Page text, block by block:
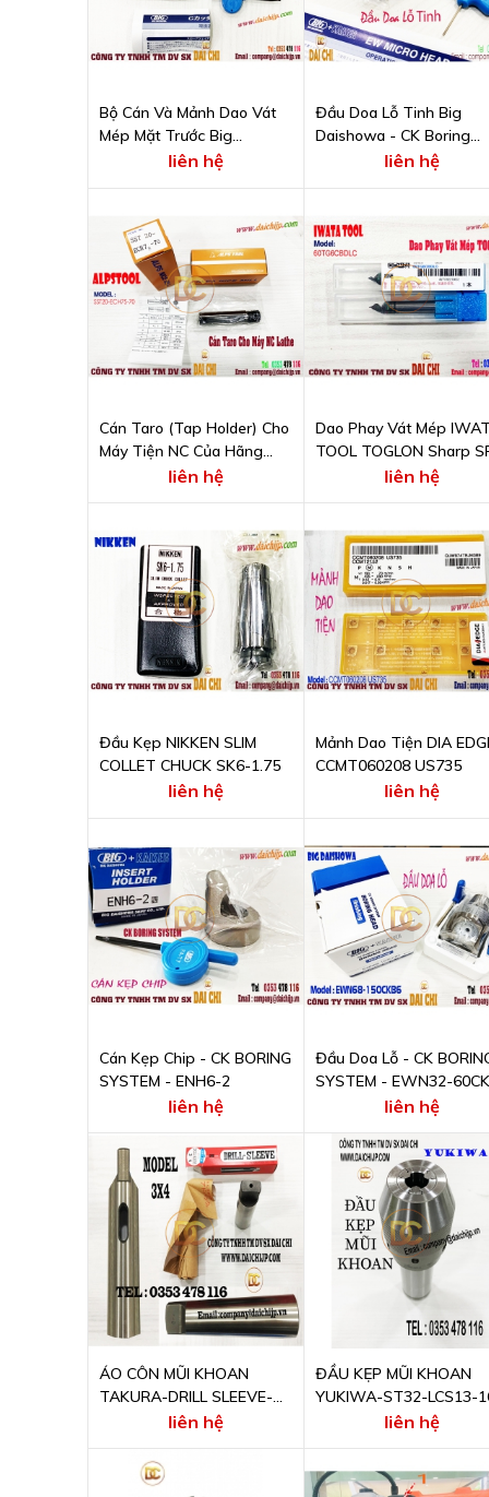
Bộ Cán Và Mảnh Dao Vát
Mép Mặt Trước Big
Daishowa C-Cutter Mini
liên hệ
Đầu Doa Lỗ Tinh Big
Daishowa - CK Boring
System - Model
liên hệ
Cán Taro (Tap Holder) Cho
Máy Tiện NC Của Hãng
ALPS TOOL - SST20-ECH
liên hệ
Dao Phay Vát Mép
TOOL TOGLON Sharp
60º Carbide DLC coating
liên hệ
Đầu Kẹp NIKKEN SLIM
COLLET CHUCK SK6-1.75
liên hệ
Mảnh Dao Tiện DIA
CCMT060208 US735
liên hệ
Cán Kẹp Chip - CK BORING
SYSTEM - ENH6-2
liên hệ
Đầu Doa Lỗ - CK
SYSTEM - EWN32-
liên hệ
ÁO CÔN MŨI KHOAN
TAKURA-DRILL SLEEVE-
liên hệ
ĐẦU KẸP MŨI KHOAN
YUKIWA-ST32-LCS13-
liên hệ